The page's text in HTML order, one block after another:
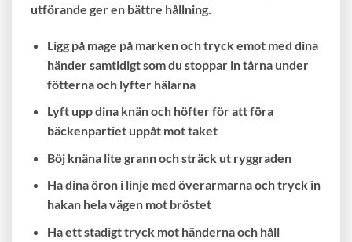
utförande ger en bättre hållning.
Ligg på mage på marken och tryck emot med dina
händer samtidigt som du stoppar in tårna under
fötterna och lyfter hälarna
Lyft upp dina knän och höfter för att föra
bäckenpartiet uppåt mot taket
Böj knäna lite grann och sträck ut ryggraden
Ha dina öron i linje med överarmarna och tryck in
hakan hela vägen mot bröstet
Ha ett stadigt tryck mot händerna och håll